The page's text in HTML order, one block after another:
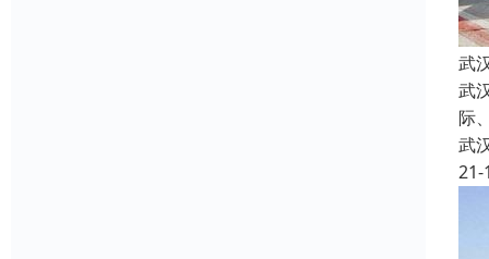
武
武
际
武
21-